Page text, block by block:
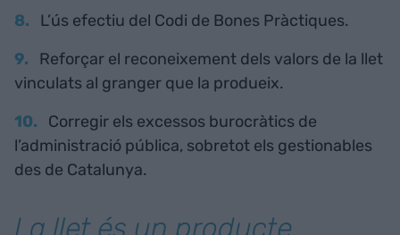
L’ús efectiu del Codi de Bones Pràctiques.
Reforçar el reconeixement dels valors de la llet
vinculats al granger que la produeix.
Corregir els excessos burocràtics de
l’administració pública, sobretot els gestionables
des de Catalunya.